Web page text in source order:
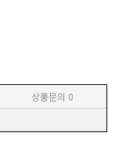
상품문의 0